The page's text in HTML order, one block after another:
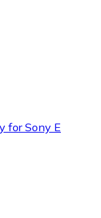
for Sony E